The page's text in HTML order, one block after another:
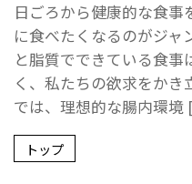
日ごろから健康的な食事
に食べたくなるのがジャ
と脂質でできている食
く、私たちの欲求をか
では、理想的な腸内環
トップ